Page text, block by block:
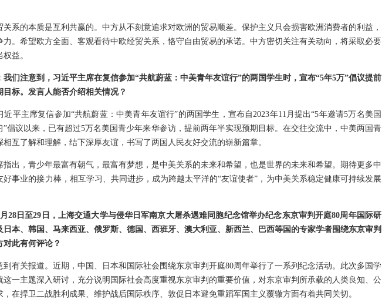
关系的本质是互利共赢的。中方从不刻意追求对欧洲的贸易顺差。保护主义只会损害欧洲消费者的利益，
力。希望欧方全面、客观看待中欧经贸关系，恪守自由贸易的承诺。中方密切关注有关动向，将采取必要
益。
我们注意到，习近平主席在复信参加“共航蔚蓝：中美青年友谊行”的两国学生时，宣布“5年5万”倡议提前
目标。发言人能否介绍相关情况？
近平主席复信参加“共航蔚蓝：中美青年友谊行”的两国学生，宣布自2023年11月提出“5年邀请5万名美国
”倡议以来，已有超过5万名美国青少年来华参访，提前两年半实现预期目标。在交往交流中，中美两国青
相互了解和理解，结下深厚友谊，书写了两国人民友好交流的崭新篇章。
指出，青少年最富有朝气，最富有梦想，是中美关系的未来和希望，也是世界的未来和希望。期待更多中
好事业的接力棒，相互学习、共同进步，成为跨越太平洋的“友谊使者”，为中美关系稳定健康可持续发展
28日至29日，上海交通大学与侵华日军南京大屠杀遇难同胞纪念馆举办纪念东京审判开庭80周年国际研
日本、韩国、马来西亚、俄罗斯、德国、西班牙、澳大利亚、新西兰、巴西等国的专家学者围绕东京审判
此有何评论？
到有关报道。近期，中国、日本和国际社会围绕东京审判开庭80周年举行了一系列纪念活动。此次多国学
这一主题深入研讨，充分说明国际社会高度重视东京审判的重要价值，对东京审判所承载的人类良知、公
在捍卫二战胜利成果、维护战后国际秩序、敦促日本避免重蹈军国主义覆辙方面有着共同关切。